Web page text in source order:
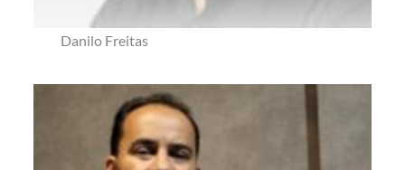
Danilo Freitas